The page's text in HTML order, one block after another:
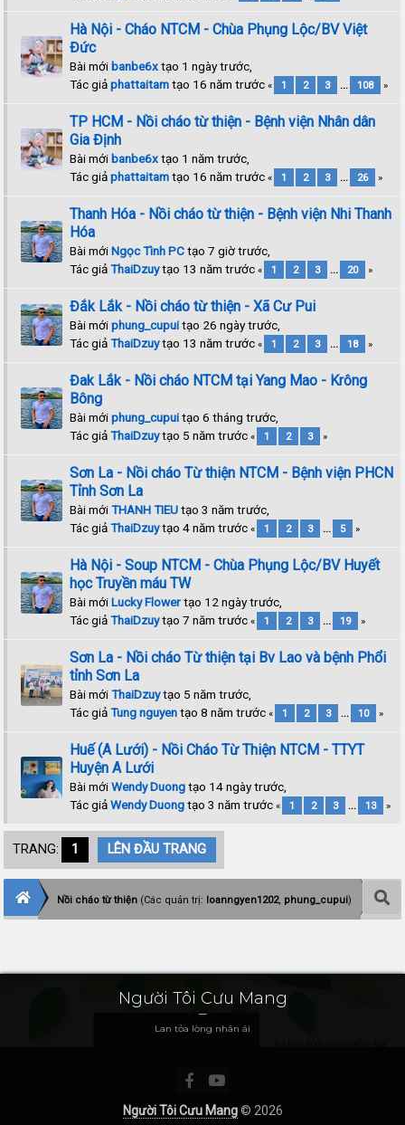
Hà Nội - Cháo NTCM - Chùa Phụng Lộc/BV Việt
Đức
Bài mới banbe6xtạo 1 ngày trước,
Tác giảphattaitamtạo 16 năm trước« 1 2 3 ... 108 »
TP HCM - Nồi cháo từ thiện - Bệnh viện Nhân dân
Gia Định
Bài mới banbe6xtạo 1 năm trước,
Tác giảphattaitamtạo 16 năm trước« 1 2 3 ... 26 »
Thanh Hóa - Nồi cháo từ thiện - Bệnh viện Nhi Thanh
Hóa
Bài mớiNgọc Tình PCtạo 7 giờ trước,
Tác giảThaiDzuytạo 13 năm trước« 1 2 3 ... 20 »
Đắk Lắk - Nồi cháo từ thiện - Xã Cư Pui
Bài mớiphung_cupuitạo 26 ngày trước,
Tác giảThaiDzuytạo 13 năm trước« 1 2 3 ... 18 »
Đak Lắk - Nồi cháo NTCM tại Yang Mao - Krông
Bông
Bài mớiphung_cupuitạo 6 tháng trước,
Tác giảThaiDzuytạo 5 năm trước« 1 2 3 »
Sơn La - Nồi cháo Từ thiện NTCM - Bệnh viện PHCN
Tỉnh Sơn La
Bài mớiTHANH TIEUtạo 3 năm trước,
Tác giảThaiDzuytạo 4 năm trước« 1 2 3 ... 5 »
Hà Nội - Soup NTCM - Chùa Phụng Lộc/BV Huyết
học Truyền máu TW
Bài mớiLucky Flowertạo 12 ngày trước,
Tác giảThaiDzuytạo 7 năm trước« 1 2 3 ... 19 »
Sơn La - Nồi cháo Từ thiện tại Bv Lao và bệnh Phổi
tỉnh Sơn La
Bài mớiThaiDzuytạo 5 năm trước,
Tác giảTung nguyentạo 8 năm trước« 1 2 3 ... 10 »
Huế (A Lưới) - Nồi Cháo Từ Thiện NTCM - TTYT
Huyện A Lưới
Bài mớiWendy Duongtạo 14 ngày trước,
Tác giảWendy Duongtạo 3 năm trước« 1 2 3 ... 13 »
TRANG: 1 LÊN ĐẦU TRANG
Nồi cháo từ thiện(Các quản trị: loanngyen1202, phung_cupui)
Người Tôi Cưu Mang
Lan tỏa lòng nhân ái
Người Tôi Cưu Mang© 2026